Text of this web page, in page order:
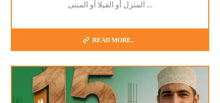
المنزل أو الفيلا أو المبنى ...
READ MORE..